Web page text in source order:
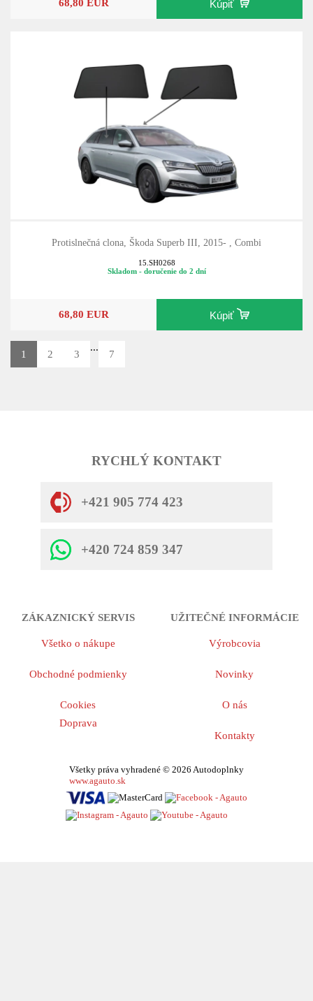
68,80 EUR Kúpiť
Protislnečná clona, Škoda Superb III, 2015- , Combi
15.SH0268
Skladom - doručenie do 2 dní
68,80 EUR Kúpiť
1 2 3
...
7
RYCHLÝ KONTAKT
+421 905 774 423
+420 724 859 347
ZÁKAZNICKÝ SERVIS
Všetko o nákupe
Obchodné podmienky
Cookies
Doprava
UŽITEČNÉ INFORMÁCIE
Výrobcovia
Novinky
O nás
Kontakty
Všetky práva vyhradené © 2026 Autodoplnky
www.agauto.sk